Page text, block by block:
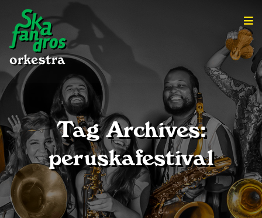
Tag Archives:
peruskafestival